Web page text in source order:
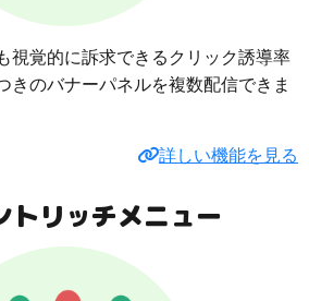
視覚的に訴求できるクリック誘導率
きのバナーパネルを複数配信できま
詳しい機能を見る
トリッチメニュー